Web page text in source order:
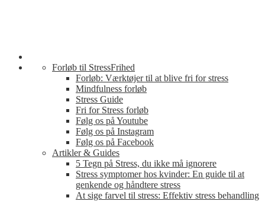
Forløb til StressFrihed
Forløb: Værktøjer til at blive fri for stress
Mindfulness forløb
Stress Guide
Fri for Stress forløb
Følg os på Youtube
Følg os på Instagram
Følg os på Facebook
Artikler & Guides
5 Tegn på Stress, du ikke må ignorere
Stress symptomer hos kvinder: En guide til at
genkende og håndtere stress
At sige farvel til stress: Effektiv stress behandling